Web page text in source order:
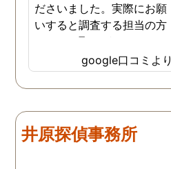
ださいました。実際にお願
いすると調査する担当の方
とのやり取りがメインで、
色々不安や心配な事の共有
をしてくれました。探偵の
方に依頼となると丸投げで
が、二人三脚で協力しあい
ながら、進めて行った感じ
google口コミより
井原探偵事務所